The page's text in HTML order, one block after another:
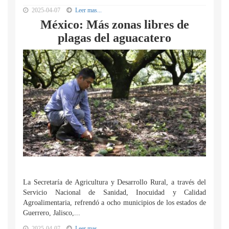
2025-04-07 Leer mas...
México: Más zonas libres de
plagas del aguacatero
La Secretaría de Agricultura y Desarrollo Rural, a través del
Servicio Nacional de Sanidad, Inocuidad y Calidad
Agroalimentaria, refrendó a ocho municipios de los estados de
Guerrero, Jalisco,...